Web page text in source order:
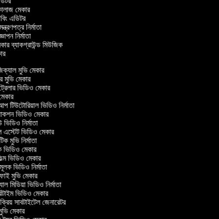
মেকার
এডিটর
নির্মাতা
নির্মাতা
ব্যাকগ্রাউন্ড মিউজিক
মুভি মেকার
মুভি মেকার
ভিডিও মেকার
টিউটোরিয়াল ভিডিও নির্মাতা
ভিডিও মেকার
নির্মাতা
এস্টেট ভিডিও মেকার
মুভি নির্মাতা
ভিডিও মেকার
ভিডিও মেকার
ভিডিও নির্মাতা
মুভি মেকার
মিডিয়া ভিডিও নির্মাতা
ভিডিও মেকার
সাবটাইটেল জেনারেটর
মেকার